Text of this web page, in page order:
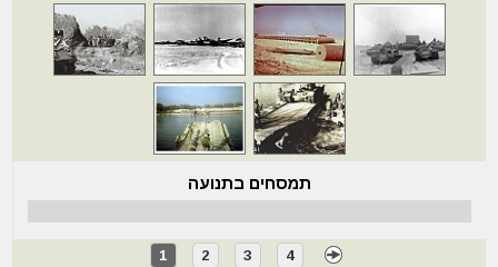
תמסחים בתנועה
1 2 3 4